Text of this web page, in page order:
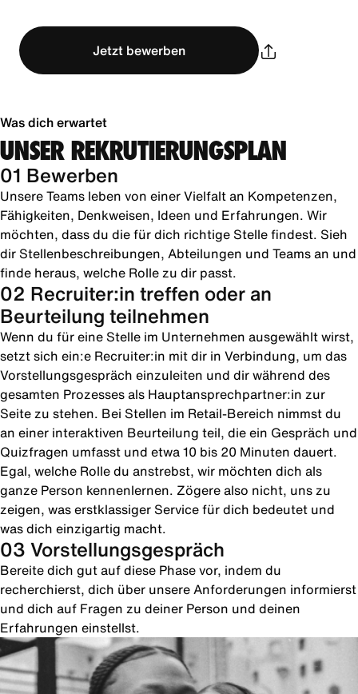
Jetzt bewerben
Was dich erwartet
UNSER REKRUTIERUNGSPLAN
01 Bewerben
Unsere Teams leben von einer Vielfalt an Kompetenzen,
Fähigkeiten, Denkweisen, Ideen und Erfahrungen. Wir
möchten, dass du die für dich richtige Stelle findest. Sieh
dir Stellenbeschreibungen, Abteilungen und Teams an und
finde heraus, welche Rolle zu dir passt.
02 Recruiter:in treffen oder an
Beurteilung teilnehmen
Wenn du für eine Stelle im Unternehmen ausgewählt wirst,
setzt sich ein:e Recruiter:in mit dir in Verbindung, um das
Vorstellungsgespräch einzuleiten und dir während des
gesamten Prozesses als Hauptansprechpartner:in zur
Seite zu stehen. Bei Stellen im Retail-Bereich nimmst du
an einer interaktiven Beurteilung teil, die ein Gespräch und
Quizfragen umfasst und etwa 10 bis 20 Minuten dauert.
Egal, welche Rolle du anstrebst, wir möchten dich als
ganze Person kennenlernen. Zögere also nicht, uns zu
zeigen, was erstklassiger Service für dich bedeutet und
was dich einzigartig macht.
03 Vorstellungsgespräch
Bereite dich gut auf diese Phase vor, indem du
recherchierst, dich über unsere Anforderungen informierst
und dich auf Fragen zu deiner Person und deinen
Erfahrungen einstellst.